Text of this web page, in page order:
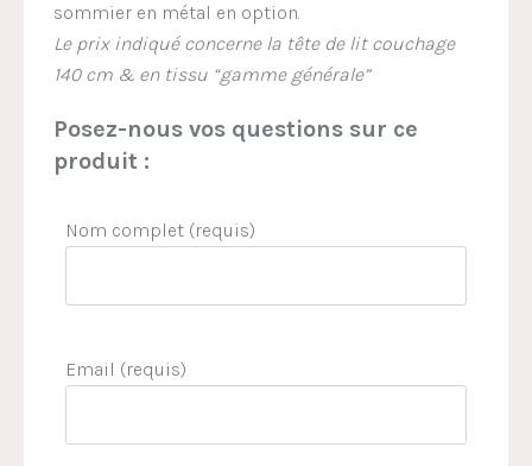
sommier en métal en option.
Le prix indiqué concerne la tête de lit couchage
140 cm & en tissu “gamme générale”
Posez-nous vos questions sur ce
produit :
Nom complet (requis)
Email (requis)